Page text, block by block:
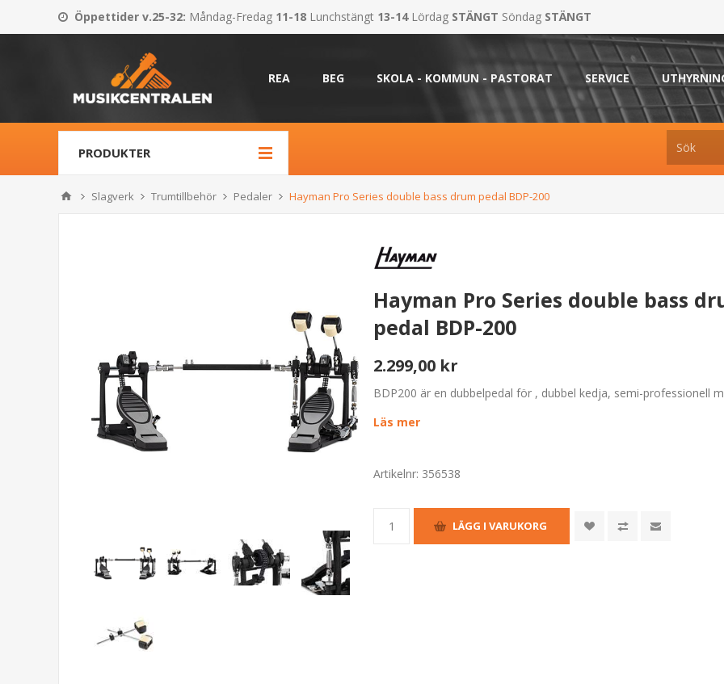
Öppettider v.25-32: Måndag-Fredag 11-18 Lunchstängt 13-14 Lördag STÄNGT Söndag STÄNGT
REA BEG SKOLA - KOMMUN - PASTORAT SERVICE
PRODUKTER
Slagverk Trumtillbehör Pedaler Hayman Pro Series double bass drum pedal BDP-200
Hayman Pro Series double bass
pedal BDP-200
2.299,00 kr
BDP200 är en dubbelpedal för , dubbel kedja, semi-professionell
Läs mer
Artikelnr: 356538